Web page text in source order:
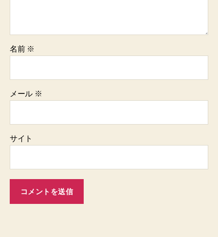
名前 ※
メール ※
サイト